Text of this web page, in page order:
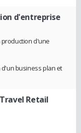
d'entreprise
d'une
business plan et
Retail